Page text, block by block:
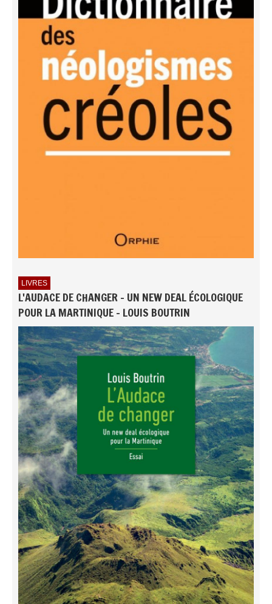
LIVRES
L'AUDACE DE CHANGER - UN NEW DEAL ÉCOLOGIQUE
POUR LA MARTINIQUE - LOUIS BOUTRIN